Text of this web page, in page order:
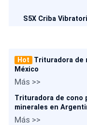
S5X Criba
Hot
Trituradora de
México
Más >>
Trituradora de cono
minerales en
Más >>